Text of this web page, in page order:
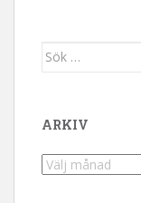
Sök efter:
ARKIV
Arkiv